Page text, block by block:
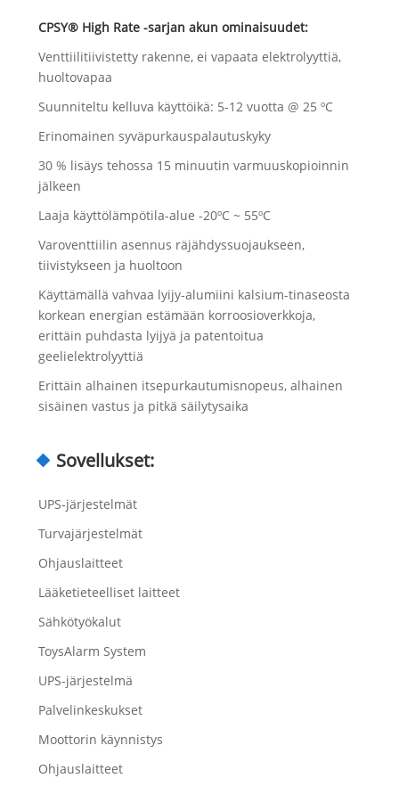
CPSY® High Rate -sarjan akun ominaisuudet:
Venttiilitiivistetty rakenne, ei vapaata elektrolyyttiä,
huoltovapaa
Suunniteltu kelluva käyttöikä: 5-12 vuotta @ 25 ºC
Erinomainen syväpurkauspalautuskyky
30 % lisäys tehossa 15 minuutin varmuuskopioinnin
jälkeen
Laaja käyttölämpötila-alue -20ºC ~ 55ºC
Varoventtiilin asennus räjähdyssuojaukseen,
tiivistykseen ja huoltoon
Käyttämällä vahvaa lyijy-alumiini kalsium-tinaseosta
korkean energian estämään korroosioverkkoja,
erittäin puhdasta lyijyä ja patentoitua
geelielektrolyyttiä
Erittäin alhainen itsepurkautumisnopeus, alhainen
sisäinen vastus ja pitkä säilytysaika
Sovellukset:
UPS-järjestelmät
Turvajärjestelmät
Ohjauslaitteet
Lääketieteelliset laitteet
Sähkötyökalut
ToysAlarm System
UPS-järjestelmä
Palvelinkeskukset
Moottorin käynnistys
Ohjauslaitteet